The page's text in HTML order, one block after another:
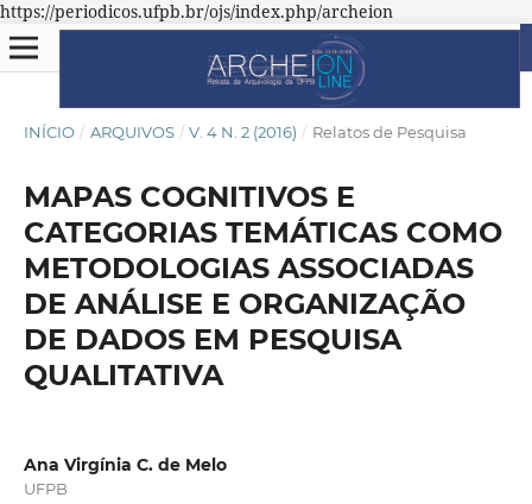
https://periodicos.ufpb.br/ojs/index.php/archeion
INÍCIO / ARQUIVOS / V. 4 N. 2 (2016) / Relatos de Pesquisa
MAPAS COGNITIVOS E
CATEGORIAS TEMÁTICAS COMO
METODOLOGIAS ASSOCIADAS
DE ANÁLISE E ORGANIZAÇÃO
DE DADOS EM PESQUISA
QUALITATIVA
Ana Virgínia C. de Melo
UFPB